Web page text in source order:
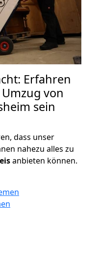
Erfahren
von
sein
dass unser
nahezu alles zu
anbieten können.